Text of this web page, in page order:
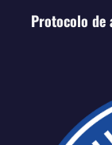
Protocolo de